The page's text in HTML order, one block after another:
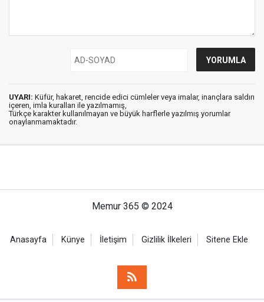
UYARI: Küfür, hakaret, rencide edici cümleler veya imalar, inançlara saldırı
içeren, imla kuralları ile yazılmamış,
Türkçe karakter kullanılmayan ve büyük harflerle yazılmış yorumlar
onaylanmamaktadır.
Memur 365 © 2024
Anasayfa Künye İletişim Gizlilik İlkeleri Sitene Ekle